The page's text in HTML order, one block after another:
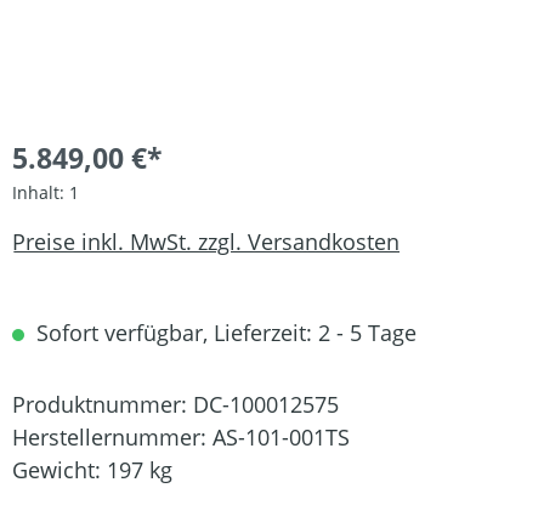
5.849,00 €*
Inhalt: 1
Preise inkl. MwSt. zzgl. Versandkosten
Sofort verfügbar, Lieferzeit: 2 - 5 Tage
Produktnummer: DC-100012575
Herstellernummer: AS-101-001TS
Gewicht: 197 kg